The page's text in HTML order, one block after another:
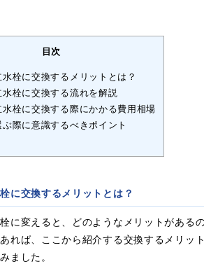
目次
栓に交換するメリットとは？
栓に交換する流れを解説
栓に交換する際にかかる費用相場
際に意識するべきポイント
に交換するメリットとは？
に変えると、どのようなメリットがある
れば、ここから紹介する交換するメリッ
ました。